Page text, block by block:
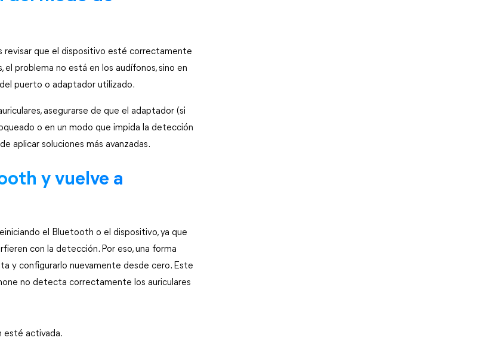
revisar que el dispositivo esté correctamente
problema no está en los audífonos, sino en
puerto o adaptador utilizado.
asegurarse de que el adaptador (si
o en un modo que impida la detección
aplicar soluciones más avanzadas.
y vuelve a
el Bluetooth o el dispositivo, ya que
con la detección. Por eso, una forma
y configurarlo nuevamente desde cero. Este
no detecta correctamente los auriculares
esté activada.